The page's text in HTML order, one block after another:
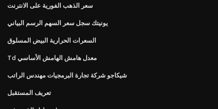
سعر الذهب الفورية على الانترنت
يونيتك سجل سعر السهم الرسم البياني
السعرات الحرارية البيض المسلوق
Td معدل هامش الهامش الأساسي
شيكاجو شركة تجارة البرمجيات مهندس الراتب
تعريف المستقبل